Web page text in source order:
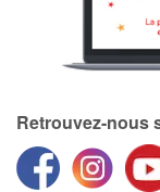
Famille
Écoles
Retrouvez-nous